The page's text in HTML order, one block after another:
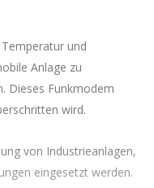
und
Anlage zu
Dieses Funkmodem
wird.
von Industrieanlagen,
eingesetzt werden.